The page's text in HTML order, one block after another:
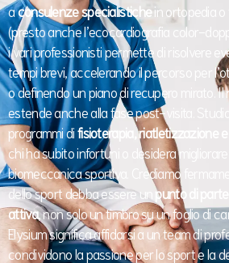
aconsulenze specialistichein ortopedia o
(presto anche l’ecocardiografia color-
i vari professionisti permette di risolvere
tempi brevi, accelerando il percorso per
o definendo un piano di recupero mirato. Il
estende anche alla fase post-visita.
programmi difisioterapia, riatletizzazione
chi ha subito infortuni o desidera
biomeccanica sportiva. Crediamo
dello sport debba essere un punto di
attiva, non solo un timbro su un foglio di
Elysium significa affidarsi a un team di
condividono la passione per lo sport e la